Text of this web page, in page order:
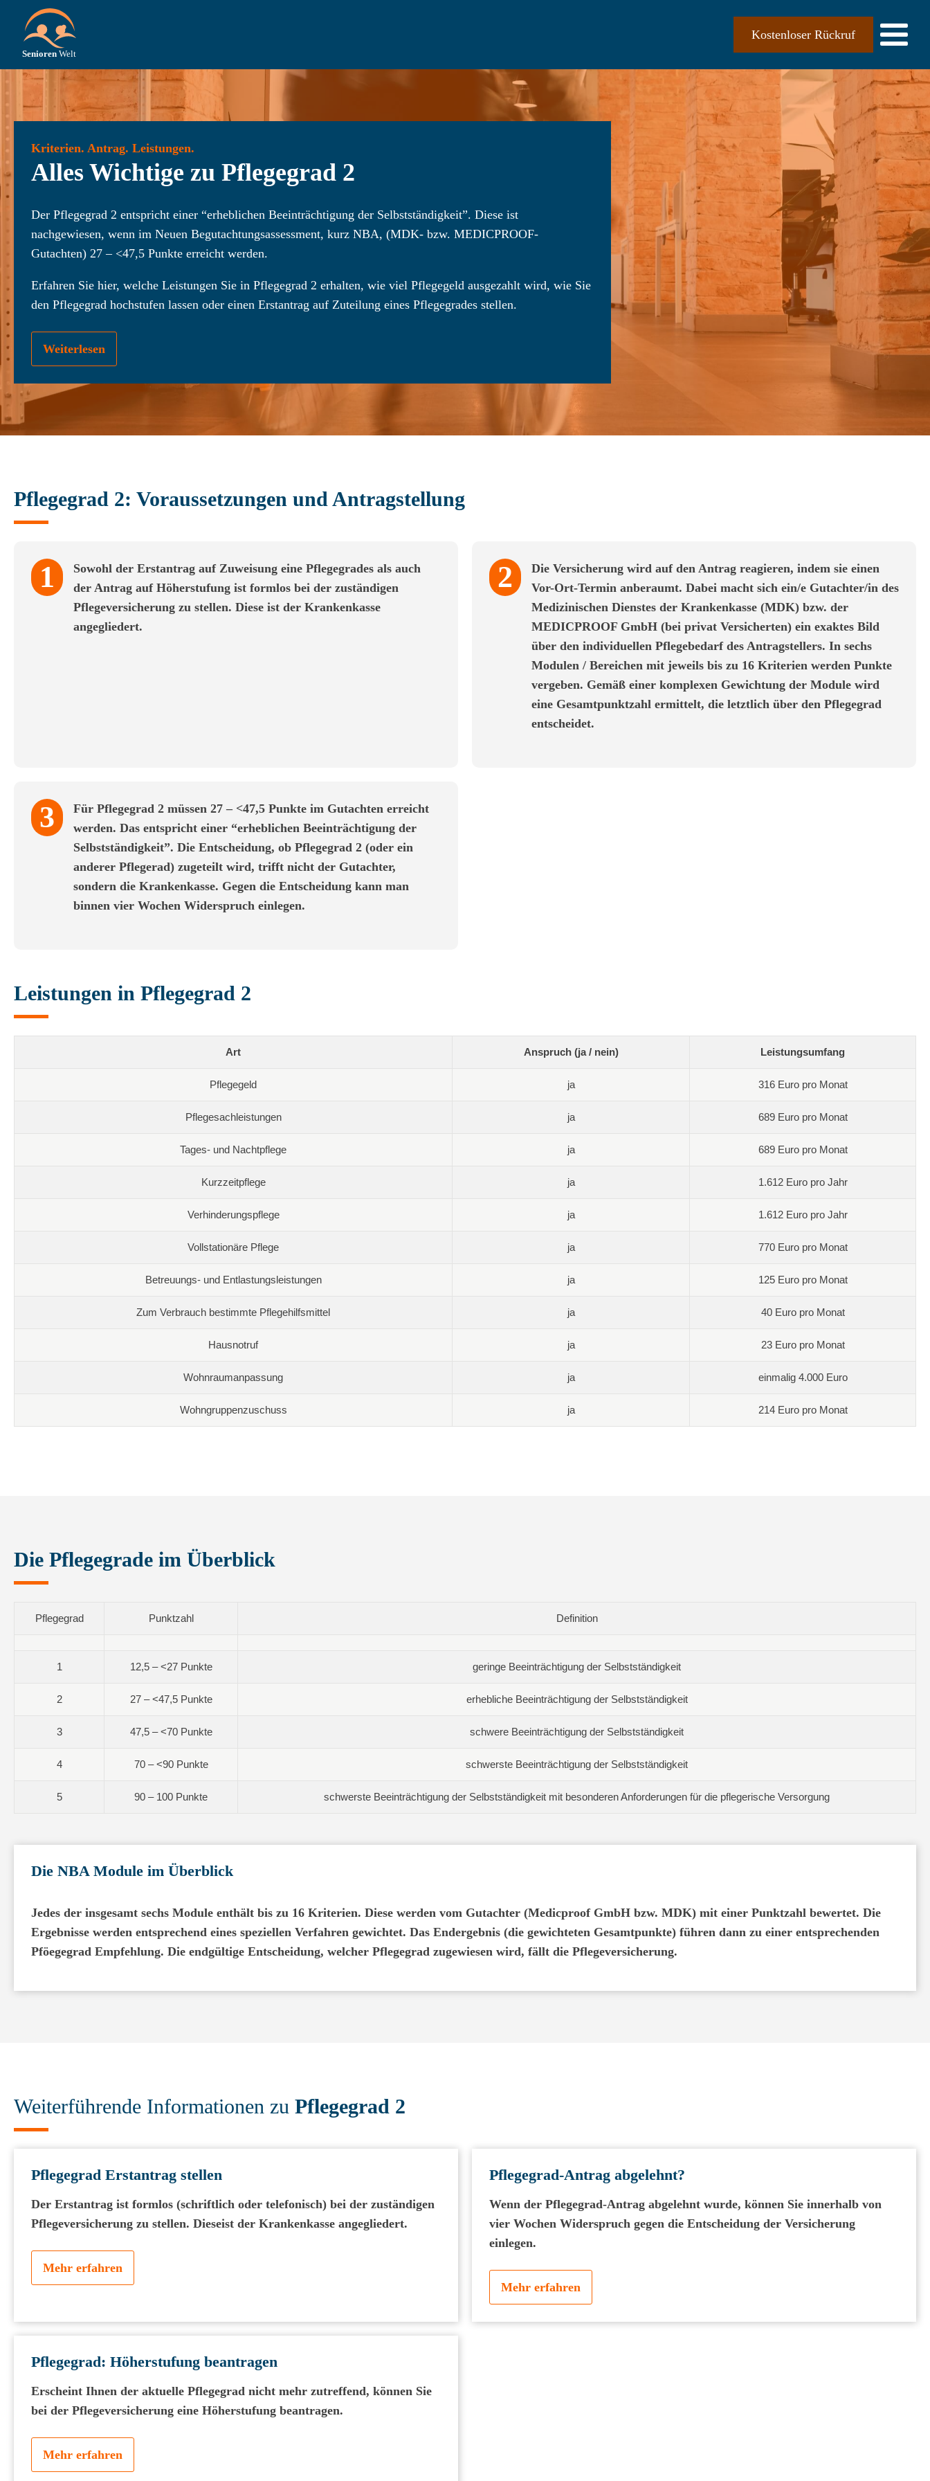
Kostenloser Rückruf
Kriterien. Antrag. Leistungen.
Alles Wichtige zu Pflegegrad 2
Der Pflegegrad 2 entspricht einer “erheblichen Beeinträchtigung der Selbstständigkeit”. Diese ist
nachgewiesen, wenn im Neuen Begutachtungsassessment, kurz NBA, (MDK- bzw. MEDICPROOF-
Gutachten) 27 – <47,5 Punkte erreicht werden.
Erfahren Sie hier, welche Leistungen Sie in Pflegegrad 2 erhalten, wie viel Pflegegeld ausgezahlt wird, wie Sie
den Pflegegrad hochstufen lassen oder einen Erstantrag auf Zuteilung eines Pflegegrades stellen.
Weiterlesen
Pflegegrad 2: Voraussetzungen und Antragstellung
1
Sowohl der Erstantrag auf Zuweisung eine Pflegegrades als auch
der Antrag auf Höherstufung ist formlos bei der zuständigen
Pflegeversicherung zu stellen. Diese ist der Krankenkasse
angegliedert.
2
Die Versicherung wird auf den Antrag reagieren, indem sie einen
Vor-Ort-Termin anberaumt. Dabei macht sich ein/e Gutachter/in des
Medizinischen Dienstes der Krankenkasse (MDK) bzw. der
MEDICPROOF GmbH (bei privat Versicherten) ein exaktes Bild
über den individuellen Pflegebedarf des Antragstellers. In sechs
Modulen / Bereichen mit jeweils bis zu 16 Kriterien werden Punkte
vergeben. Gemäß einer komplexen Gewichtung der Module wird
eine Gesamtpunktzahl ermittelt, die letztlich über den Pflegegrad
entscheidet.
3
Für Pflegegrad 2 müssen 27 – <47,5 Punkte im Gutachten erreicht
werden. Das entspricht einer “erheblichen Beeinträchtigung der
Selbstständigkeit”. Die Entscheidung, ob Pflegegrad 2 (oder ein
anderer Pflegerad) zugeteilt wird, trifft nicht der Gutachter,
sondern die Krankenkasse. Gegen die Entscheidung kann man
binnen vier Wochen Widerspruch einlegen.
Leistungen in Pflegegrad 2
Art Anspruch (ja / nein) Leistungsumfang
Pflegegeld ja 316 Euro pro Monat
Pflegesachleistungen ja 689 Euro pro Monat
Tages- und Nachtpflege ja 689 Euro pro Monat
Kurzzeitpflege ja 1.612 Euro pro Jahr
Verhinderungspflege ja 1.612 Euro pro Jahr
Vollstationäre Pflege ja 770 Euro pro Monat
Betreuungs- und Entlastungsleistungen ja 125 Euro pro Monat
Zum Verbrauch bestimmte Pflegehilfsmittel ja 40 Euro pro Monat
Hausnotruf ja 23 Euro pro Monat
Wohnraumanpassung ja einmalig 4.000 Euro
Wohngruppenzuschuss ja 214 Euro pro Monat
Die Pflegegrade im Überblick
Pflegegrad Punktzahl Definition
1 12,5 – <27 Punkte geringe Beeinträchtigung der Selbstständigkeit
2 27 – <47,5 Punkte erhebliche Beeinträchtigung der Selbstständigkeit
3 47,5 – <70 Punkte schwere Beeinträchtigung der Selbstständigkeit
4 70 – <90 Punkte schwerste Beeinträchtigung der Selbstständigkeit
5 90 – 100 Punkte schwerste Beeinträchtigung der Selbstständigkeit mit besonderen Anforderungen für die pflegerische Versorgung
Die NBA Module im Überblick
Jedes der insgesamt sechs Module enthält bis zu 16 Kriterien. Diese werden vom Gutachter (Medicproof GmbH bzw. MDK) mit einer Punktzahl bewertet. Die
Ergebnisse werden entsprechend eines speziellen Verfahren gewichtet. Das Endergebnis (die gewichteten Gesamtpunkte) führen dann zu einer entsprechenden
Pföegegrad Empfehlung. Die endgültige Entscheidung, welcher Pflegegrad zugewiesen wird, fällt die Pflegeversicherung.
Weiterführende Informationen zu Pflegegrad 2
Pflegegrad Erstantrag stellen
Der Erstantrag ist formlos (schriftlich oder telefonisch) bei der zuständigen
Pflegeversicherung zu stellen. Dieseist der Krankenkasse angegliedert.
Mehr erfahren
Pflegegrad-Antrag abgelehnt?
Wenn der Pflegegrad-Antrag abgelehnt wurde, können Sie innerhalb von
vier Wochen Widerspruch gegen die Entscheidung der Versicherung
einlegen.
Mehr erfahren
Pflegegrad: Höherstufung beantragen
Erscheint Ihnen der aktuelle Pflegegrad nicht mehr zutreffend, können Sie
bei der Pflegeversicherung eine Höherstufung beantragen.
Mehr erfahren